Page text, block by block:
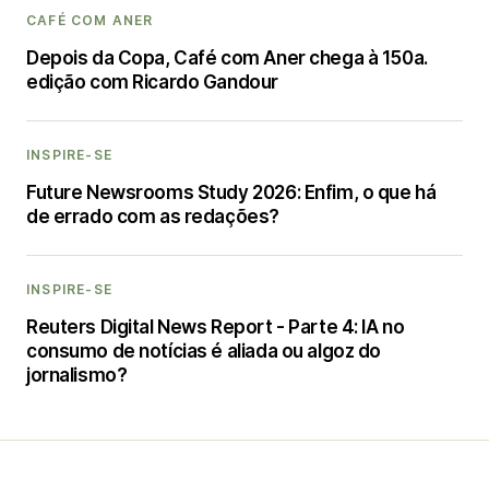
CAFÉ COM ANER
Depois da Copa, Café com Aner chega à 150a.
edição com Ricardo Gandour
INSPIRE-SE
Future Newsrooms Study 2026: Enfim, o que há
de errado com as redações?
INSPIRE-SE
Reuters Digital News Report - Parte 4: IA no
consumo de notícias é aliada ou algoz do
jornalismo?